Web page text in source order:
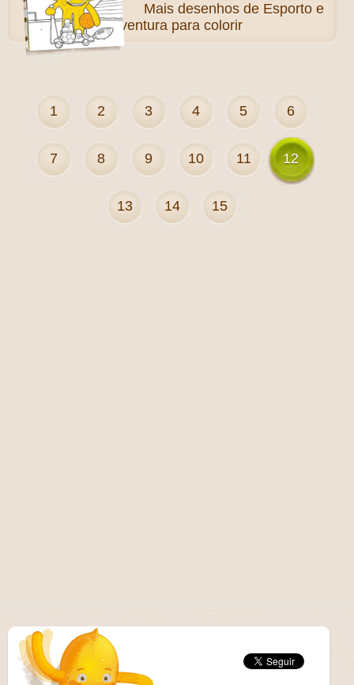
Mais desenhos de Esporto e
Aventura para colorir
1 2 3 4 5 6
7 8 9 10 11 12
13 14 15